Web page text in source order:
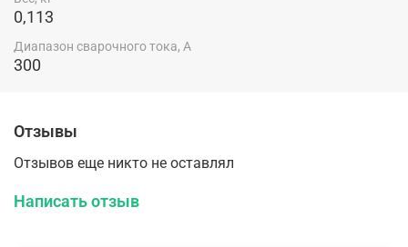
0,113
Диапазон сварочного тока, А
300
Отзывы
Отзывов еще никто не оставлял
Написать отзыв